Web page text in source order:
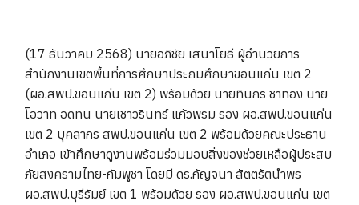
(17 ธันวาคม 2568) นายอภิชัย เสนาโยธี ผู้อำนวยการ
สำนักงานเขตพื้นที่การศึกษาประถมศึกษาขอนแก่น เขต 2
(ผอ.สพป.ขอนแก่น เขต 2) พร้อมด้วย นายทินกร ชาทอง นาย
โอวาท อดทน นายเชาวรินทร์ แก้วพรม รอง ผอ.สพป.ขอนแก่น
เขต 2 บุคลากร สพป.ขอนแก่น เขต 2 พร้อมด้วยคณะประธาน
อำเภอ เข้าศึกษาดูงานพร้อมร่วมมอบสิ่งของช่วยเหลือผู้ประสบ
ภัยสงครามไทย-กัมพูชา โดยมี ดร.กัญจนา สัตตรัตนำพร
ผอ.สพป.บุรีรัมย์ เขต 1 พร้อมด้วย รอง ผอ.สพป.ขอนแก่น เขต